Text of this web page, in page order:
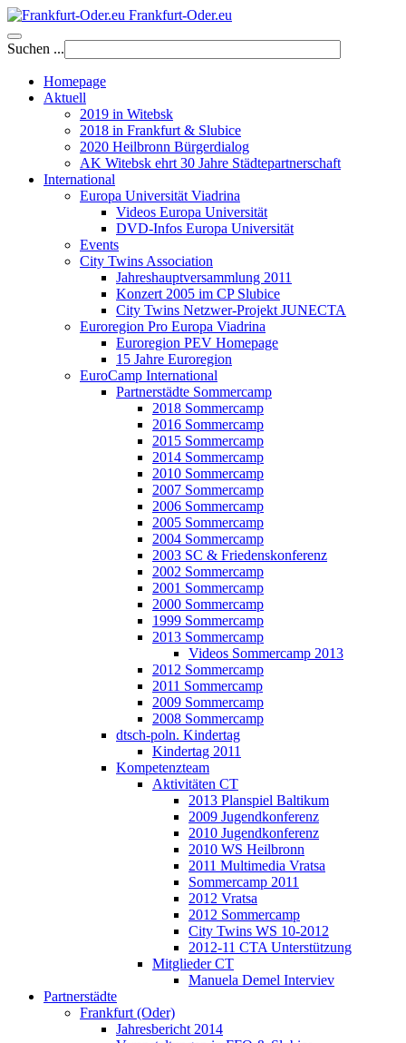
Frankfurt-Oder.eu
Suchen ...
Homepage
Aktuell
2019 in Witebsk
2018 in Frankfurt & Slubice
2020 Heilbronn Bürgerdialog
AK Witebsk ehrt 30 Jahre Städtepartnerschaft
International
Europa Universität Viadrina
Videos Europa Universität
DVD-Infos Europa Universität
Events
City Twins Association
Jahreshauptversammlung 2011
Konzert 2005 im CP Slubice
City Twins Netzwer-Projekt JUNECTA
Euroregion Pro Europa Viadrina
Euroregion PEV Homepage
15 Jahre Euroregion
EuroCamp International
Partnerstädte Sommercamp
2018 Sommercamp
2016 Sommercamp
2015 Sommercamp
2014 Sommercamp
2010 Sommercamp
2007 Sommercamp
2006 Sommercamp
2005 Sommercamp
2004 Sommercamp
2003 SC & Friedenskonferenz
2002 Sommercamp
2001 Sommercamp
2000 Sommercamp
1999 Sommercamp
2013 Sommercamp
Videos Sommercamp 2013
2012 Sommercamp
2011 Sommercamp
2009 Sommercamp
2008 Sommercamp
dtsch-poln. Kindertag
Kindertag 2011
Kompetenzteam
Aktivitäten CT
2013 Planspiel Baltikum
2009 Jugendkonferenz
2010 Jugendkonferenz
2010 WS Heilbronn
2011 Multimedia Vratsa
Sommercamp 2011
2012 Vratsa
2012 Sommercamp
City Twins WS 10-2012
2012-11 CTA Unterstützung
Mitglieder CT
Manuela Demel Interviev
Partnerstädte
Frankfurt (Oder)
Jahresbericht 2014